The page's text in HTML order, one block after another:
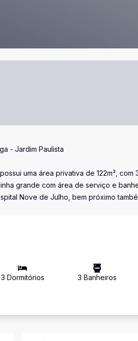
- Jardim Paulista
uma área privativa de 122m², com
grande com área de serviço e
Nove de Julho, bem próximo
3 Dormitórios 3 Banheiros